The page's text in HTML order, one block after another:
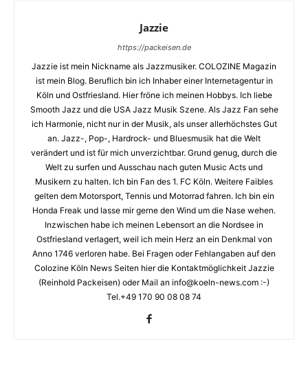
Jazzie
https://packeisen.de
Jazzie ist mein Nickname als Jazzmusiker. COLOZINE Magazin
ist mein Blog. Beruflich bin ich Inhaber einer Internetagentur in
Köln und Ostfriesland. Hier fröne ich meinen Hobbys. Ich liebe
Smooth Jazz und die USA Jazz Musik Szene. Als Jazz Fan sehe
ich Harmonie, nicht nur in der Musik, als unser allerhöchstes Gut
an. Jazz-, Pop-, Hardrock- und Bluesmusik hat die Welt
verändert und ist für mich unverzichtbar. Grund genug, durch die
Welt zu surfen und Ausschau nach guten Music Acts und
Musikern zu halten. Ich bin Fan des 1. FC Köln. Weitere Faibles
gelten dem Motorsport, Tennis und Motorrad fahren. Ich bin ein
Honda Freak und lasse mir gerne den Wind um die Nase wehen.
Inzwischen habe ich meinen Lebensort an die Nordsee in
Ostfriesland verlagert, weil ich mein Herz an ein Denkmal von
Anno 1746 verloren habe. Bei Fragen oder Fehlangaben auf den
Colozine Köln News Seiten hier die Kontaktmöglichkeit Jazzie
(Reinhold Packeisen) oder Mail an info@koeln-news.com :-)
Tel.+49 170 90 08 08 74